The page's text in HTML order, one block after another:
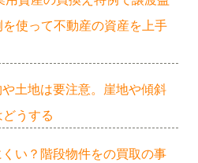
使って不動産の資産を上手
土地は要注意。崖地や傾斜
うする
い？階段物件をの買取の事